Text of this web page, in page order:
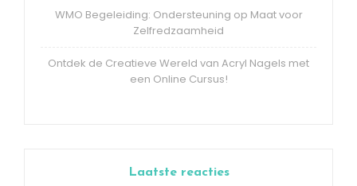
WMO Begeleiding: Ondersteuning op Maat voor
Zelfredzaamheid
Ontdek de Creatieve Wereld van Acryl Nagels met
een Online Cursus!
Laatste reacties